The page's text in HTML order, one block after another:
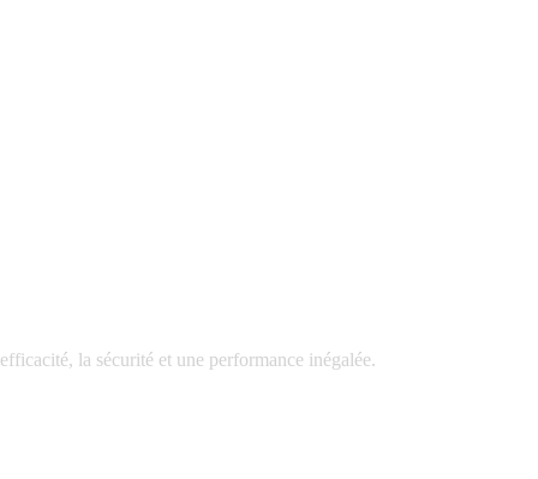
la sécurité et une performance inégalée.